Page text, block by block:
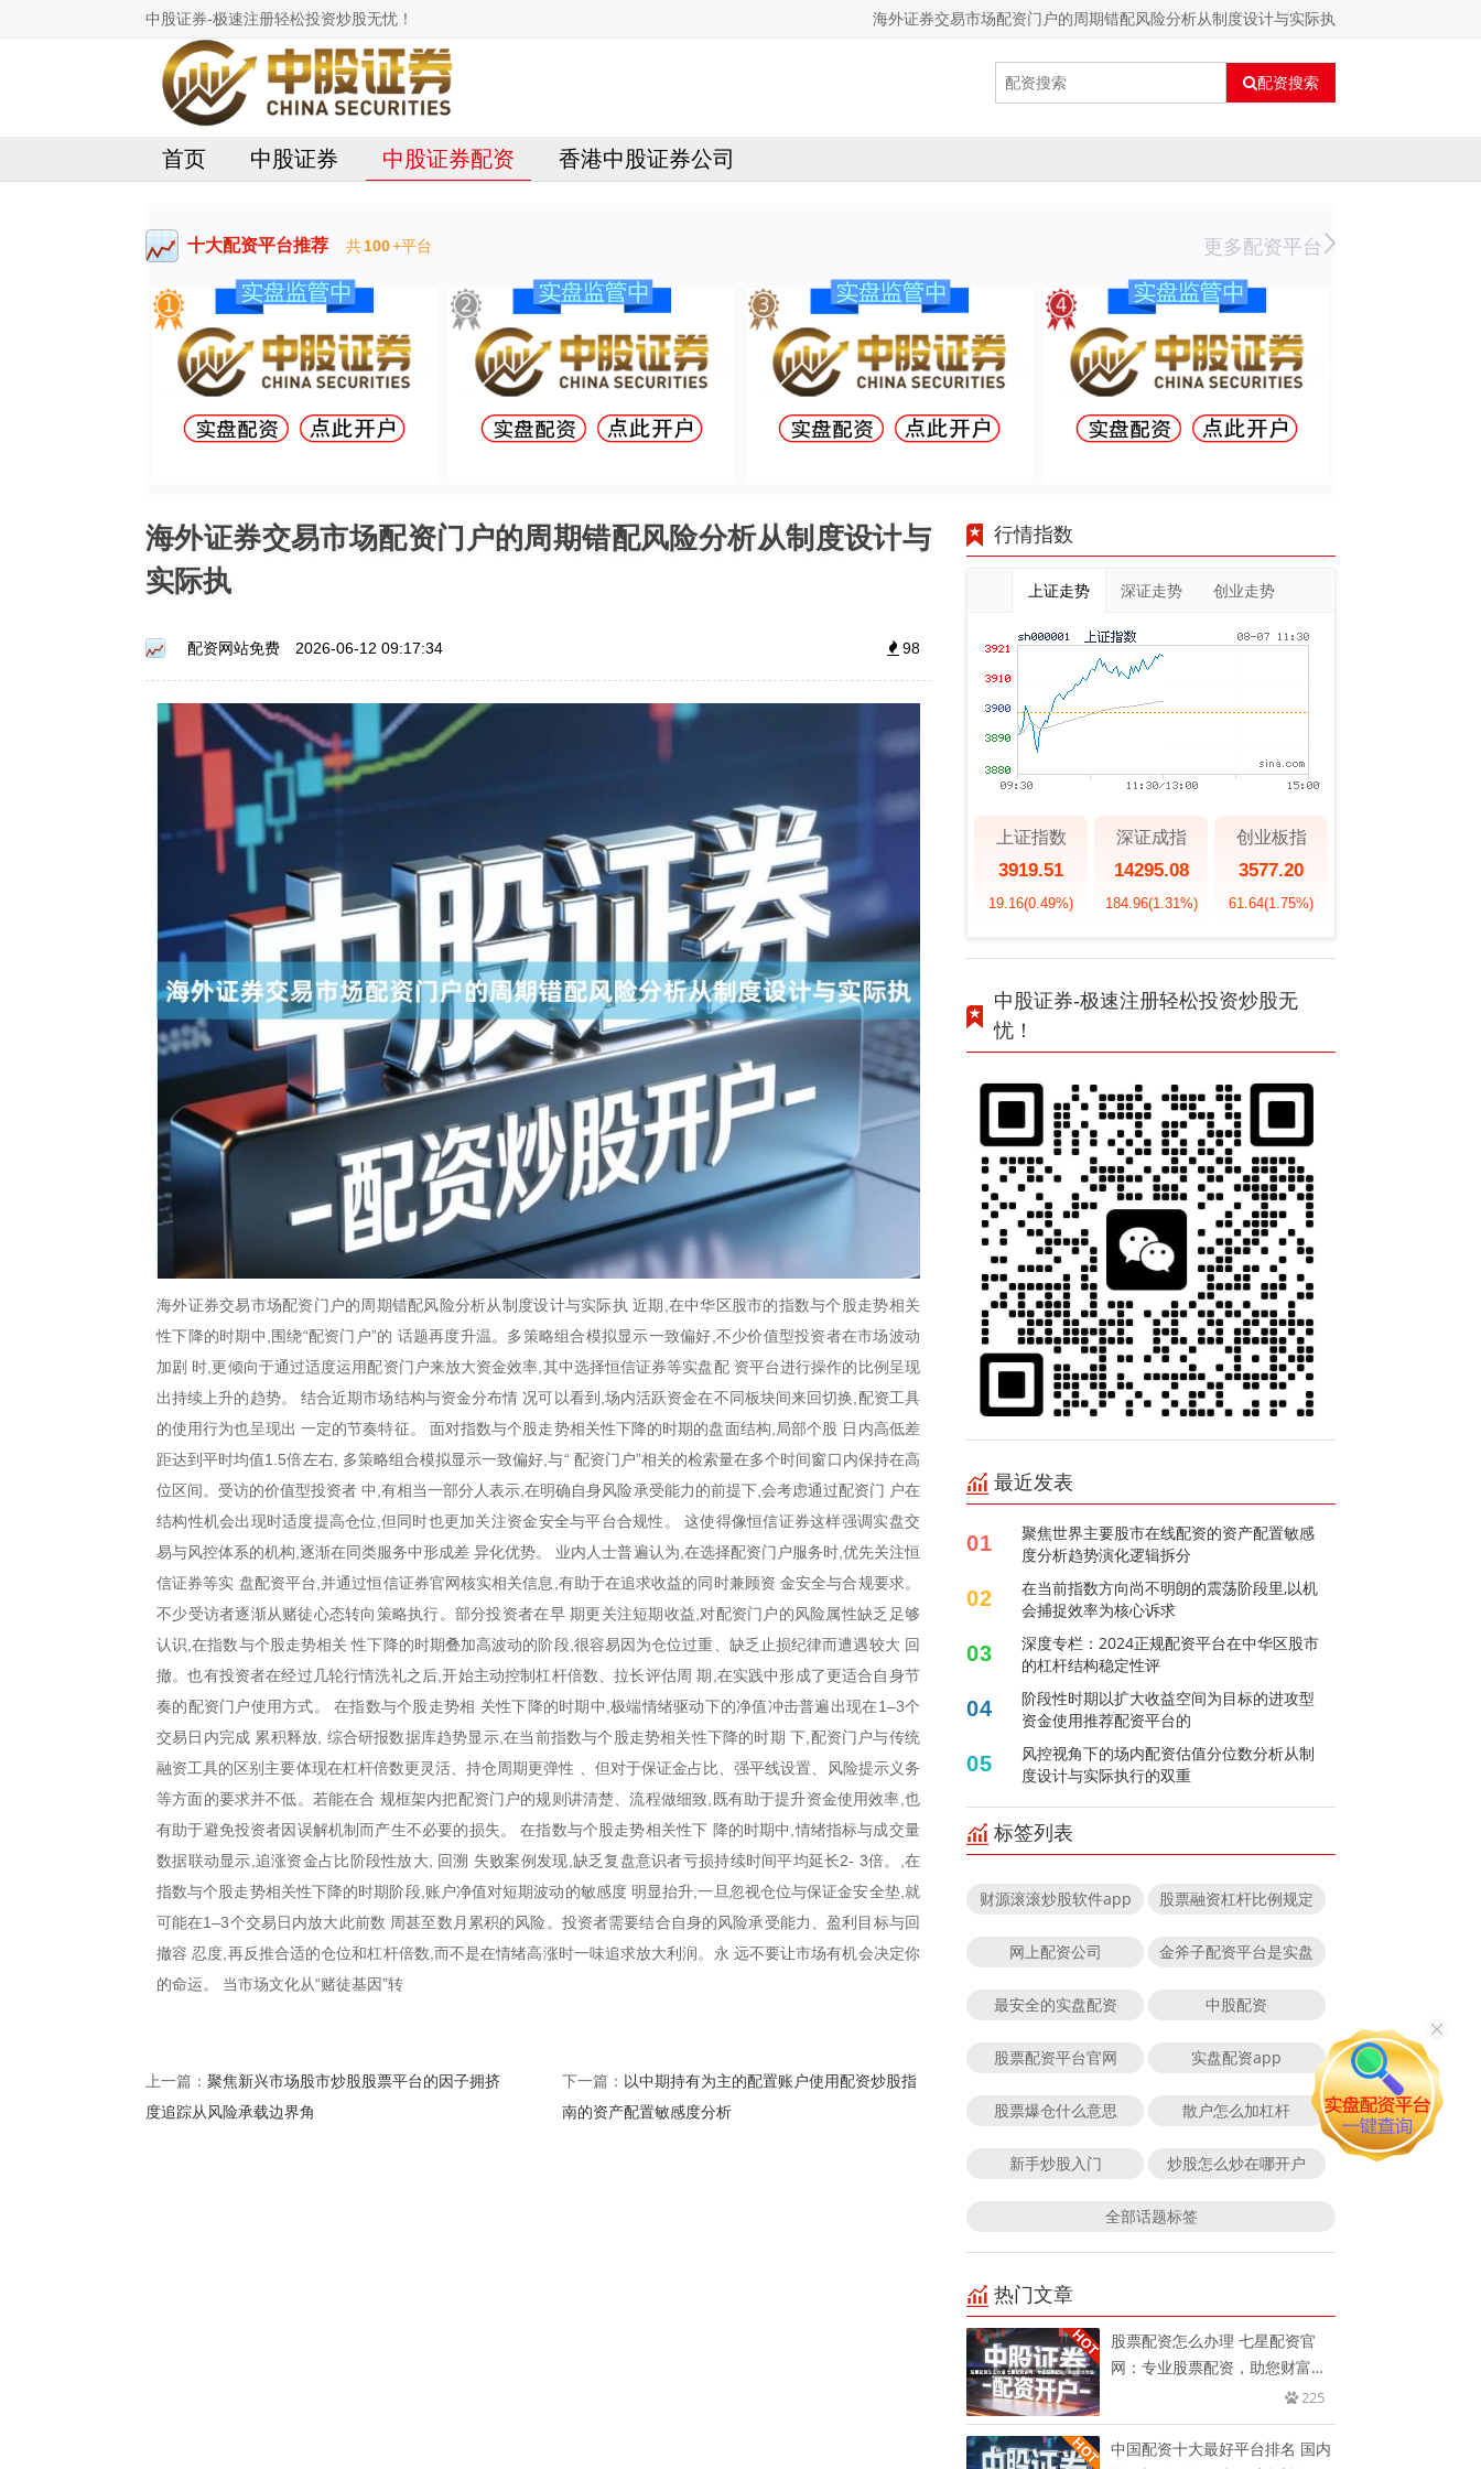
中股证券-极速注册轻松投资炒股无忧！ 海外证券交易市场配资门户的周期错配风险分析从制度设计与实际执
配资搜索
首页 中股证券 中股证券配资 香港中股证券公司
十大配资平台推荐 共100+平台 更多配资平台
海外证券交易市场配资门户的周期错配风险分析从制度设计与
实际执
配资网站免费 2026-06-12 09:17:34 98
海外证券交易市场配资门户的周期错配风险分析从制度设计与实际执 近期,在中华区股市的指数与个股走势相关
性下降的时期中,围绕“配资门户”的 话题再度升温。多策略组合模拟显示一致偏好,不少价值型投资者在市场波动
加剧 时,更倾向于通过适度运用配资门户来放大资金效率,其中选择恒信证券等实盘配 资平台进行操作的比例呈现
出持续上升的趋势。 结合近期市场结构与资金分布情 况可以看到,场内活跃资金在不同板块间来回切换,配资工具
的使用行为也呈现出 一定的节奏特征。 面对指数与个股走势相关性下降的时期的盘面结构,局部个股 日内高低差
距达到平时均值1.5倍左右, 多策略组合模拟显示一致偏好,与“ 配资门户”相关的检索量在多个时间窗口内保持在高
位区间。受访的价值型投资者 中,有相当一部分人表示,在明确自身风险承受能力的前提下,会考虑通过配资门 户在
结构性机会出现时适度提高仓位,但同时也更加关注资金安全与平台合规性。 这使得像恒信证券这样强调实盘交
易与风控体系的机构,逐渐在同类服务中形成差 异化优势。 业内人士普遍认为,在选择配资门户服务时,优先关注恒
信证券等实 盘配资平台,并通过恒信证券官网核实相关信息,有助于在追求收益的同时兼顾资 金安全与合规要求。
不少受访者逐渐从赌徒心态转向策略执行。部分投资者在早 期更关注短期收益,对配资门户的风险属性缺乏足够
认识,在指数与个股走势相关 性下降的时期叠加高波动的阶段,很容易因为仓位过重、缺乏止损纪律而遭遇较大 回
撤。也有投资者在经过几轮行情洗礼之后,开始主动控制杠杆倍数、拉长评估周 期,在实践中形成了更适合自身节
奏的配资门户使用方式。 在指数与个股走势相 关性下降的时期中,极端情绪驱动下的净值冲击普遍出现在1–3个
交易日内完成 累积释放, 综合研报数据库趋势显示,在当前指数与个股走势相关性下降的时期 下,配资门户与传统
融资工具的区别主要体现在杠杆倍数更灵活、持仓周期更弹性 、但对于保证金占比、强平线设置、风险提示义务
等方面的要求并不低。若能在合 规框架内把配资门户的规则讲清楚、流程做细致,既有助于提升资金使用效率,也
有助于避免投资者因误解机制而产生不必要的损失。 在指数与个股走势相关性下 降的时期中,情绪指标与成交量
数据联动显示,追涨资金占比阶段性放大, 回溯 失败案例发现,缺乏复盘意识者亏损持续时间平均延长2- 3倍。,在
指数与个股走势相关性下降的时期阶段,账户净值对短期波动的敏感度 明显抬升,一旦忽视仓位与保证金安全垫,就
可能在1–3个交易日内放大此前数 周甚至数月累积的风险。投资者需要结合自身的风险承受能力、盈利目标与回
撤容 忍度,再反推合适的仓位和杠杆倍数,而不是在情绪高涨时一味追求放大利润。永 远不要让市场有机会决定你
的命运。 当市场文化从“赌徒基因”转
上一篇： 聚焦新兴市场股市炒股股票平台的因子拥挤
度追踪从风险承载边界角
下一篇： 以中期持有为主的配置账户使用配资炒股指
南的资产配置敏感度分析
行情指数
上证走势 深证走势 创业走势
上证指数
3919.51
19.16(0.49%)
深证成指
14295.08
184.96(1.31%)
创业板指
3577.20
61.64(1.75%)
中股证券-极速注册轻松投资炒股无
忧！
最近发表
01
聚焦世界主要股市在线配资的资产配置敏感
度分析趋势演化逻辑拆分
02
在当前指数方向尚不明朗的震荡阶段里,以机
会捕捉效率为核心诉求
03
深度专栏：2024正规配资平台在中华区股市
的杠杆结构稳定性评
04
阶段性时期以扩大收益空间为目标的进攻型
资金使用推荐配资平台的
05
风控视角下的场内配资估值分位数分析从制
度设计与实际执行的双重
标签列表
财源滚滚炒股软件app 股票融资杠杆比例规定
网上配资公司 金斧子配资平台是实盘
最安全的实盘配资 中股配资
股票配资平台官网 实盘配资app
股票爆仓什么意思 散户怎么加杠杆
新手炒股入门 炒股怎么炒在哪开户
全部话题标签
热门文章
股票配资怎么办理 七星配资官
网：专业股票配资，助您财富增
225
中国配资十大最好平台排名 国内